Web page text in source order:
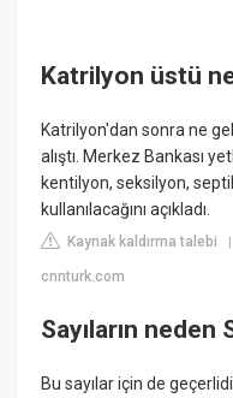
Katrilyon üstü
Katrilyon'dan sonra ne
alıştı. Merkez Bankası
kentilyon, seksilyon,
kullanılacağını açıkladı.
Kaynak kaldırma talebi
cnnturk.com
Sayıların neden
Bu sayılar için de